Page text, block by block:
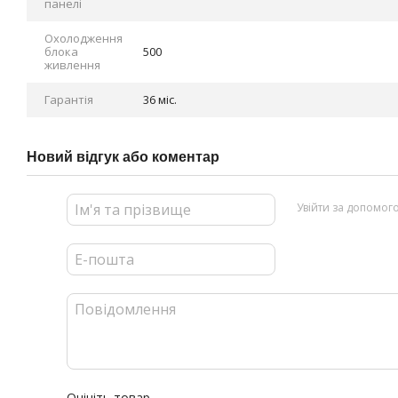
панелі
Охолодження
блока
живлення
500
Гарантія 36 міс.
Новий відгук або коментар
Увійти за